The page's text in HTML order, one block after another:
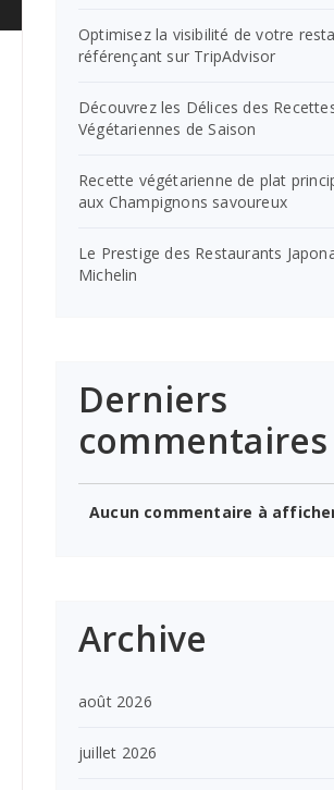
Optimisez la visibilité de votre
référençant sur TripAdvisor
Découvrez les Délices des
Végétariennes de Saison
Recette végétarienne de plat
aux Champignons savoureux
Le Prestige des Restaurants
Michelin
Derniers
commentaires
Aucun commentaire à
Archive
août 2026
juillet 2026